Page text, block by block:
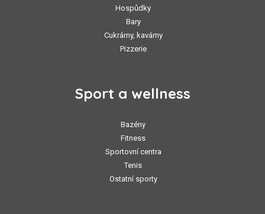
Hospůdky
Bary
Cukrárny, kavárny
Pizzerie
Sport a wellness
Bazény
Fitness
Sportovní centra
Tenis
Ostatní sporty